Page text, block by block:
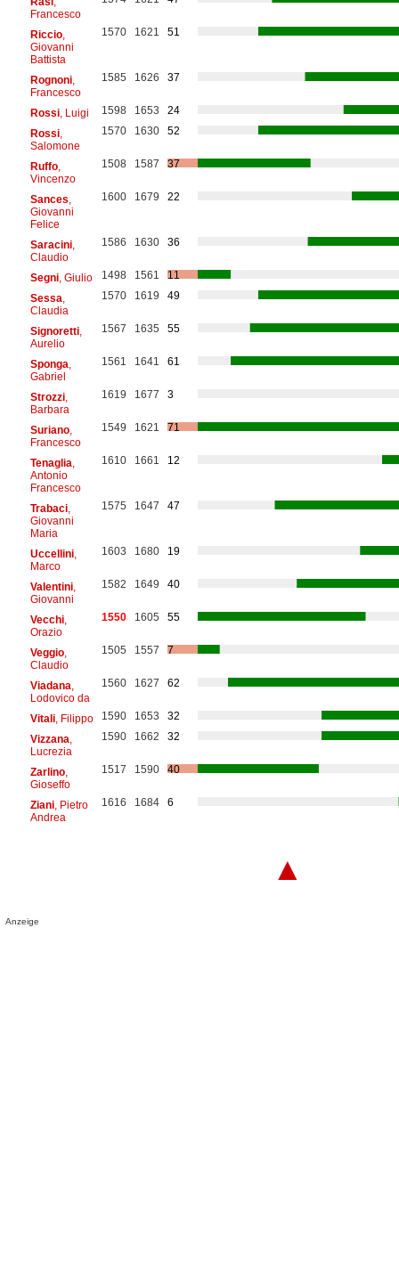
Francesco
Riccio,
Giovanni
Battista
1570 1621 51
Rognoni,
Francesco
1585 1626 37
Rossi, Luigi 1598 1653
24
Rossi,
Salomone
1570 1630 52
Ruffo,
Vincenzo
1508 1587 37
Sances
Giovanni
Felice
1600 1679 22
Saracini,
Claudio
1586 1630 36
Segni, Giulio 1498 1561
11
Sessa
Claudia
1570 1619 49
Signoretti,
Aurelio
1567 1635 55
Sponga
Gabriel
1561 1641 61
Strozzi,
Barbara
1619 1677 3
Suriano,
Francesco
1549 1621 71
Tenaglia
Antonio
Francesco
1610 1661 12
Trabaci,
Giovanni
Maria
1575 1647 47
Uccellini,
Marco
1603 1680 19
Valentini,
Giovanni
1582 1649 40
Vecchi,
Orazio
1550 1605 55
Veggio,
Claudio
1505 1557 7
Viadana
Lodovico da
1560 1627 62
Vitali, Filippo 1590 1653
32
Vizzana
Lucrezia
1590 1662 32
Zarlino,
Gioseffo
1517 1590 40
Ziani, Pietro
Andrea
1616 1684 6
▲
Anzeige